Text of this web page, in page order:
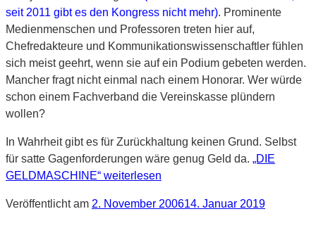
seit 2011 gibt es den Kongress nicht mehr). Prominente
Medienmenschen und Professoren treten hier auf,
Chefredakteure und Kommunikationswissenschaftler fühlen
sich meist geehrt, wenn sie auf ein Podium gebeten werden.
Mancher fragt nicht einmal nach einem Honorar. Wer würde
schon einem Fachverband die Vereinskasse plündern
wollen?
In Wahrheit gibt es für Zurückhaltung keinen Grund. Selbst
für satte Gagenforderungen wäre genug Geld da. „DIE
GELDMASCHINE“ weiterlesen
Veröffentlicht am 2. November 200614. Januar 2019